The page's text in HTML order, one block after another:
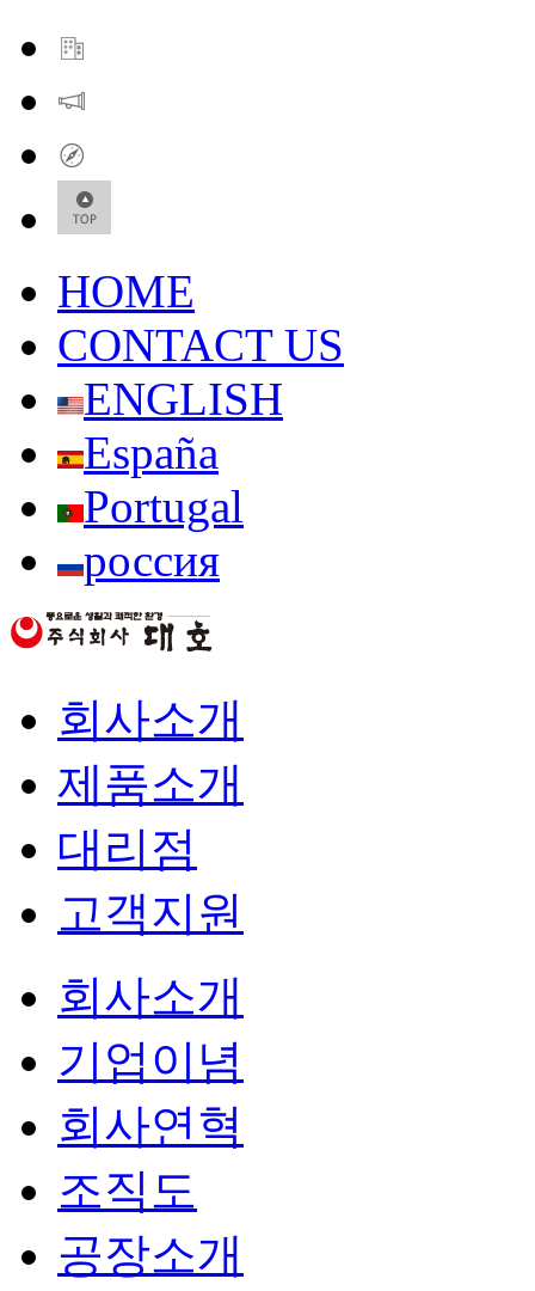
HOME
CONTACT US
ENGLISH
España
Portugal
россия
회사소개
제품소개
대리점
고객지원
회사소개
기업이념
회사연혁
조직도
공장소개